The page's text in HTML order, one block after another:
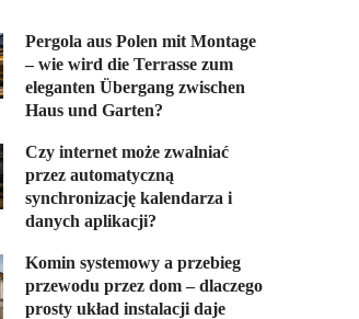
Pergola aus Polen mit Montage
– wie wird die Terrasse zum
eleganten Übergang zwischen
Haus und Garten?
Czy internet może zwalniać
przez automatyczną
synchronizację kalendarza i
danych aplikacji?
Komin systemowy a przebieg
przewodu przez dom – dlaczego
prosty układ instalacji daje